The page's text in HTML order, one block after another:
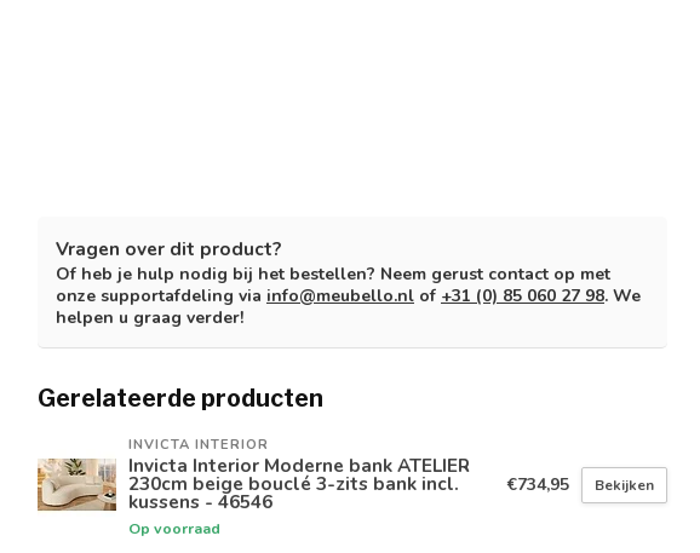
Vragen over dit product?
Of heb je hulp nodig bij het bestellen? Neem gerust contact op met
onze supportafdeling via info@meubello.nl of +31 (0) 85 060 27 98. We
helpen u graag verder!
Gerelateerde producten
INVICTA INTERIOR
Invicta Interior Moderne bank ATELIER
230cm beige bouclé 3-zits bank incl.
kussens - 46546
Op voorraad
€734,95 Bekijken